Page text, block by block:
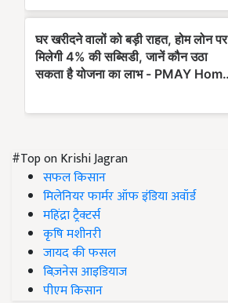
#Top on Krishi Jagran
सफल किसान
मिलेनियर फार्मर ऑफ इंडिया अवॉर्ड
महिंद्रा ट्रैक्टर्स
कृषि मशीनरी
जायद की फसल
बिज़नेस आइडियाज
पीएम किसान